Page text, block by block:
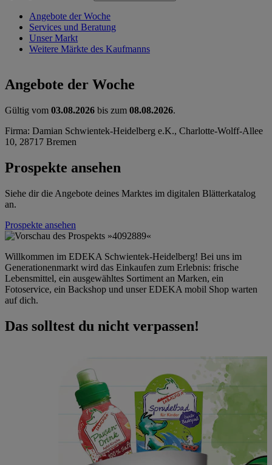
Angebote der Woche
Services und Beratung
Unser Markt
Weitere Märkte des Kaufmanns
Angebote der Woche
Gültig vom 03.08.2026 bis zum 08.08.2026.
Firma: Damian Schwientek-Heidelberg e.K., Charlotte-Wolff-Allee
10, 28717 Bremen
Prospekte ansehen
Siehe dir die Angebote deines Marktes im digitalen Blätterkatalog
an.
Prospekte ansehen
Willkommen im EDEKA Schwientek-Heidelberg! Bei uns im
Generationenmarkt wird das Einkaufen zum Erlebnis: frische
Lebensmittel, ein ausgewähltes Sortiment an Marken, ein
Fotoservice, ein Backshop und unser EDEKA mobil Shop warten
auf dich.
Das solltest du nicht verpassen!